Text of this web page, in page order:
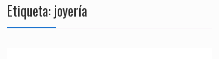
Etiqueta: joyería